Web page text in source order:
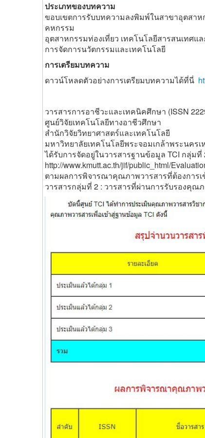
ประเภทของบทความ
ขอบเขตการรับบทความลงพิมพ์ในสาขาอุตสา
คหกรรม
อุตสาหกรรมท่องเที่ยว เทคโนโลยีสารสนเทศ
การจัดการนวัตกรรมและเทคโนโลยี
การเตรียมบทความ
ดาวน์โหลดตัวอย่างการเตรียมบทความได้ที่นี่
วารสารการอาชีวะและเทคนิคศึกษา (ISSN
ศูนย์วิจัยเทคโนโลยีทางอาชีวศึกษา
สำนักวิจัยวิทยาศาสตร์และเทคโนโลยี
มหาวิทยาลัยเทคโนโลยีพระจอมเกล้าพระนครเ
ได้รับการจัดอยู่ในวารสารฐานข้อมูล TCI กลุ่ม
http://www.kmutt.ac.th/jif/public_html/
ตามผลการพิจารณาคุณภาพวารสารที่ต้องการเ
วารสารกลุ่มที่ 2 : วารสารที่ผ่านการรับรองคุณ